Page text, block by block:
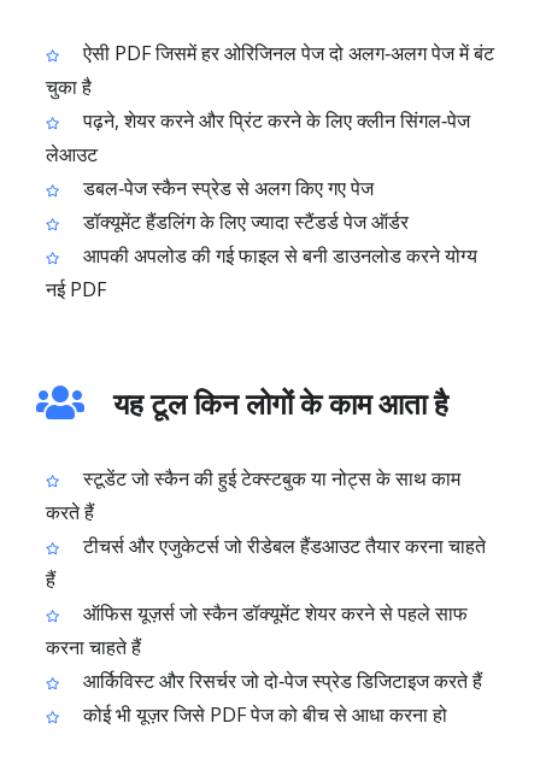
ऐसी PDF जिसमें हर ओरिजिनल पेज दो अलग‑अलग पेज में बंट
चुका है
पढ़ने, शेयर करने और प्रिंट करने के लिए क्लीन सिंगल‑पेज
लेआउट
डबल‑पेज स्कैन स्प्रेड से अलग किए गए पेज
डॉक्यूमेंट हैंडलिंग के लिए ज्यादा स्टैंडर्ड पेज ऑर्डर
आपकी अपलोड की गई फाइल से बनी डाउनलोड करने योग्य
नई PDF
यह टूल किन लोगों के काम आता है
स्टूडेंट जो स्कैन की हुई टेक्स्टबुक या नोट्स के साथ काम
करते हैं
टीचर्स और एजुकेटर्स जो रीडेबल हैंडआउट तैयार करना चाहते
हैं
ऑफिस यूज़र्स जो स्कैन डॉक्यूमेंट शेयर करने से पहले साफ
करना चाहते हैं
आर्किविस्ट और रिसर्चर जो दो‑पेज स्प्रेड डिजिटाइज करते हैं
कोई भी यूज़र जिसे PDF पेज को बीच से आधा करना हो